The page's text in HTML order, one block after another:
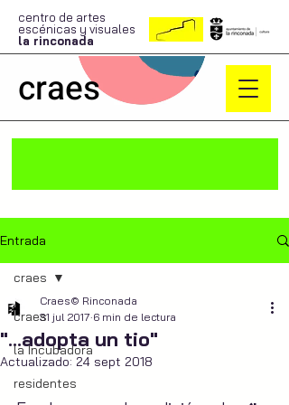
centro de artes
escénicas y visuales
la rinconada
craes
Entrada
craes
la Incubadora
residentes
craes
"...adopta un tio"
Craes© Rinconada
31 jul 2017 6 min de lectura
Actualizado: 24 sept 2018